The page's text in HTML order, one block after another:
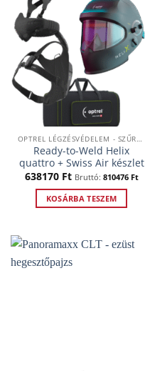
terméknek
több
variációja
van.
A
változatok
a
termékoldalon
választhatók
ki
OPTREL LÉGZÉSVÉDELEM - SZŰRTLEVEGŐS RENDSZEREK
Ready-to-Weld Helix
quattro + Swiss Air készlet
638170 Ft Bruttó: 810476 Ft
KOSÁRBA TESZEM